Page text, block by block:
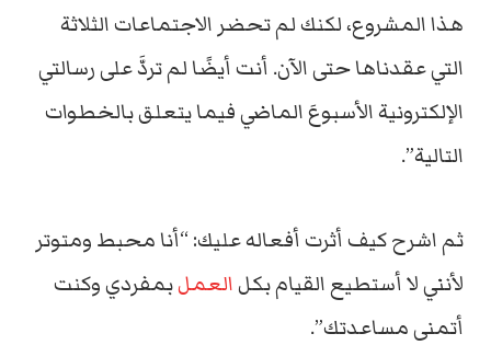
هذا المشروع، لكنك لم تحضر الاجتماعات الثلاثة
التي عقدناها حتى الآن. أنت أيضًا لم تردَّ على رسالتي
الإلكترونية الأسبوعَ الماضي فيما يتعلق بالخطوات
التالية”.
ثم اشرح كيف أثرت أفعاله عليك: “أنا محبط ومتوتر
لأنني لا أستطيع القيام بكلالعملبمفردي وكنت
أتمنى مساعدتك”.